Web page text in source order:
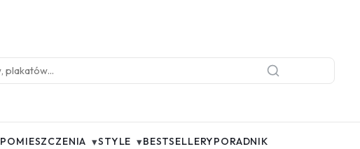
POMIESZCZENIA ▾STYLE ▾BESTSELLERYPORADNIK